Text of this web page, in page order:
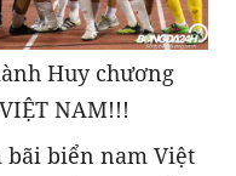
Huy chương
NAM!!!
bãi biển nam Việt